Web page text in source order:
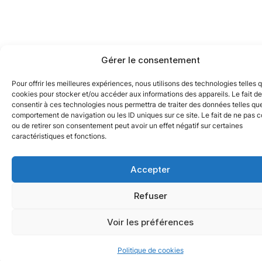
Gérer le consentement
Pour offrir les meilleures expériences, nous utilisons des technologies telles
cookies pour stocker et/ou accéder aux informations des appareils. Le fait de
consentir à ces technologies nous permettra de traiter des données telles
comportement de navigation ou les ID uniques sur ce site. Le fait de ne pas
ou de retirer son consentement peut avoir un effet négatif sur certaines
caractéristiques et fonctions.
Accepter
Refuser
Voir les préférences
Politique de cookies